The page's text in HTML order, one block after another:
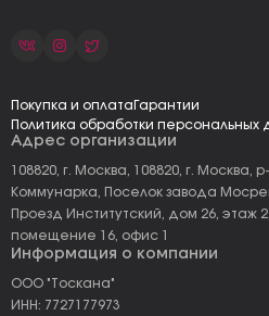
Адрес организации
108820, г. Москва, 108820, г. Москва,
Коммунарка, Поселок завода
Проезд Институтский, дом 26, этаж 2,
помещение 16, офис 1
Информация о компании
ООО "Тоскана"
ИНН: 7727177973
Покупка и оплата Гарантии
Политика обработки персональных